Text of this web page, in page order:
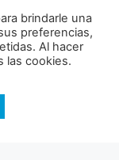
Facultad de
Venezuela.
brindarle una
preferencias,
Al hacer
las cookies.